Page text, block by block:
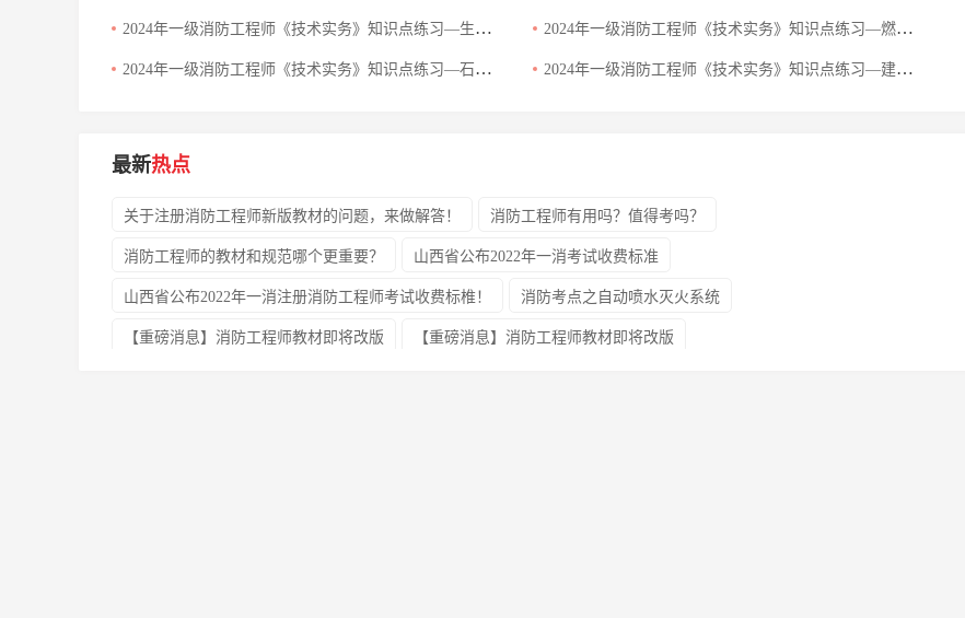
2024年一级消防工程师《技术实务》知识点练习—生产和储存物品 2024年一级消防工程师《技术实务》知识点练习—燃烧基础知识
2024年一级消防工程师《技术实务》知识点练习—石油化工防火 2024年一级消防工程师《技术实务》知识点练习—建筑灭火器配置
最新热点
关于注册消防工程师新版教材的问题，来做解答！ 消防工程师有用吗？值得考吗？
消防工程师的教材和规范哪个更重要？ 山西省公布2022年一消考试收费标准
山西省公布2022年一消注册消防工程师考试收费标椎！ 消防考点之自动喷水灭火系统
【重磅消息】消防工程师教材即将改版 【重磅消息】消防工程师教材即将改版